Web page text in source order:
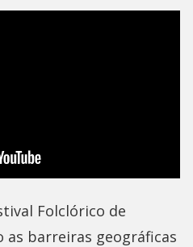
Folclórico de
barreiras geográficas